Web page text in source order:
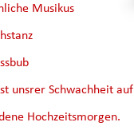
Musikus
unsrer Schwachheit auf
Hochzeitsmorgen.